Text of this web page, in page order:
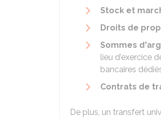
Stock et
Droits de
Sommes
lieu d'exercice
bancaires
Contrats de
De plus, un transfert